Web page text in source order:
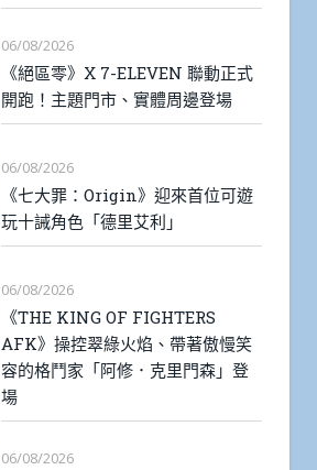
06/08/2026
《絕區零》X 7-ELEVEN 聯動正式
開跑！主題門市、實體周邊登場
06/08/2026
《七大罪：Origin》迎來首位可遊
玩十誡角色「德里艾利」
06/08/2026
《THE KING OF FIGHTERS
AFK》操控翠綠火焰、帶著傲慢笑
容的格鬥家「阿修．克里門森」登
場
06/08/2026